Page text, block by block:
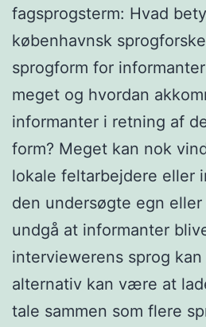
fagsprogsterm: Hvad
københavnsk
sprogform for
meget og hvordan
informanter i retning af
form? Meget kan nok
lokale feltarbejdere eller
den undersøgte egn
undgå at informanter
interviewerens sprog
alternativ kan være at
tale sammen som flere